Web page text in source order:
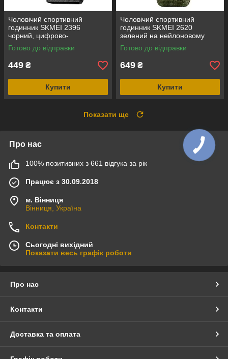
Чоловічий спортивний
годинник SKMEI 2396
чорний, цифрово-
аналоговий, водозахист 5
ATM
Готово до відправки
449 ₴
Купити
Чоловічий спортивний
годинник SKMEI 2620
зелений на нейлоновому
ремінці з липучкою,
електронним компасом і
крокоміром
Готово до відправки
649 ₴
Купити
Показати ще
Про нас
100% позитивних з 661 відгука за рік
Працює з 30.09.2018
м. Вінниця
Вінниця, Україна
Контакти
Сьогодні вихідний
Показати весь графік роботи
Про нас
Контакти
Доставка та оплата